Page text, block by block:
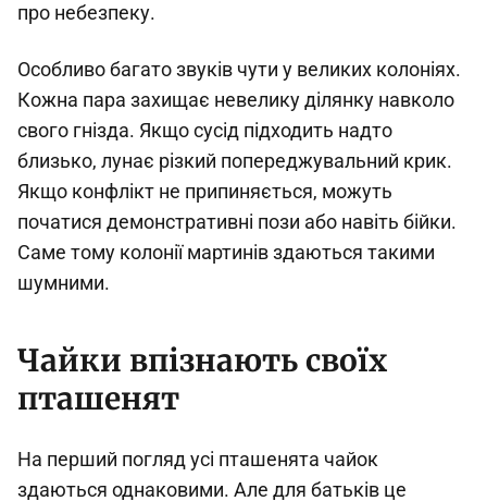
про небезпеку.
Особливо багато звуків чути у великих колоніях.
Кожна пара захищає невелику ділянку навколо
свого гнізда. Якщо сусід підходить надто
близько, лунає різкий попереджувальний крик.
Якщо конфлікт не припиняється, можуть
початися демонстративні пози або навіть бійки.
Саме тому колонії мартинів здаються такими
шумними.
Чайки впізнають своїх
пташенят
На перший погляд усі пташенята чайок
здаються однаковими. Але для батьків це